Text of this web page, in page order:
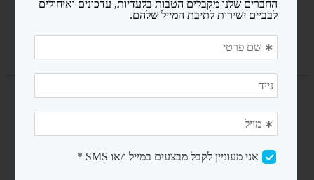
צנרת ואביזרי PVC
נגישות ובטיחות
מדריכים
אודות
צרו קשר